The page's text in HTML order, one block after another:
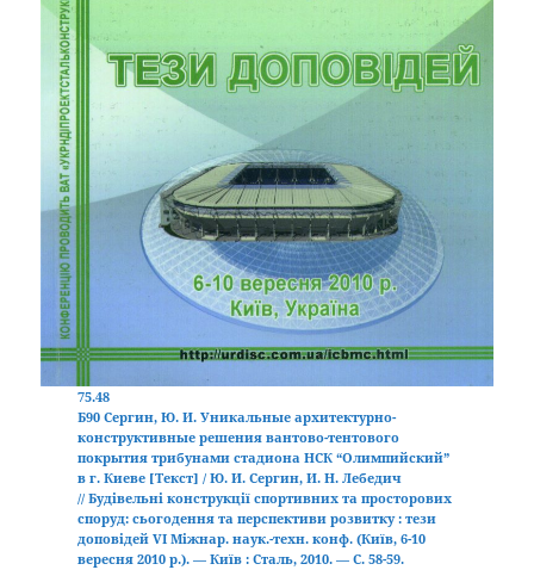
75.48
Б90 Сергин, Ю. И. Уникальные архитектурно-
конструктивные решения вантово-тентового
покрытия трибунами стадиона НСК “Олимпийский”
в г. Киеве [Текст] / Ю. И. Сергин, И. Н. Лебедич
// Будівельні конструкції спортивних та просторових
споруд: сьогодення та перспективи розвитку : тези
доповідей VI Міжнар. наук.-техн. конф. (Київ, 6-10
вересня 2010 р.). — Київ : Сталь, 2010. — С. 58-59.